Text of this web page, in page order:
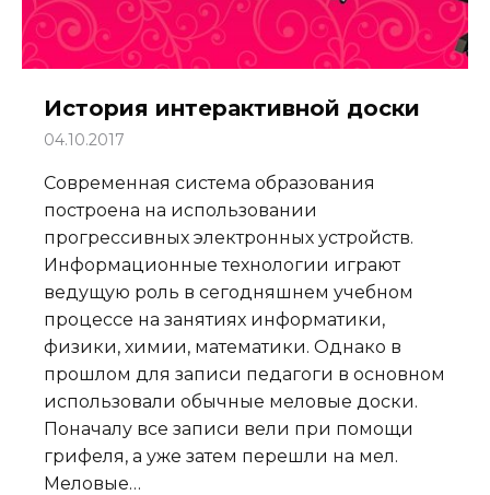
История интерактивной доски
04.10.2017
Современная система образования
построена на использовании
прогрессивных электронных устройств.
Информационные технологии играют
ведущую роль в сегодняшнем учебном
процессе на занятиях информатики,
физики, химии, математики. Однако в
прошлом для записи педагоги в основном
использовали обычные меловые доски.
Поначалу все записи вели при помощи
грифеля, а уже затем перешли на мел.
Меловые…